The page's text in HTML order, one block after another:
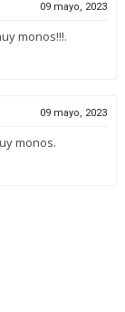
09 mayo, 2023
monos!!!.
09 mayo, 2023
monos.